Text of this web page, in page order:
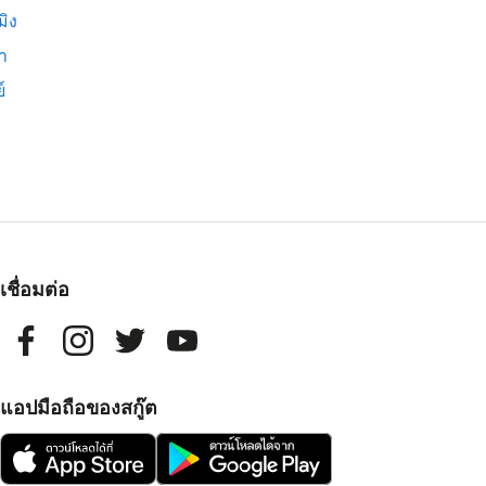
ง
เชื่อมต่อ
แอปมือถือของสกู๊ต